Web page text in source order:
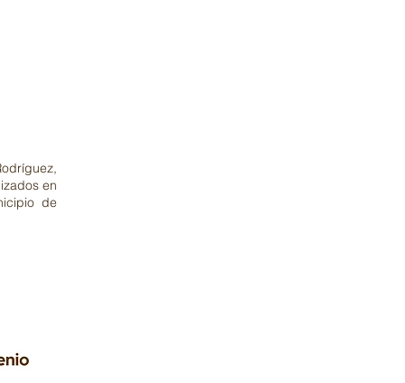
en
de